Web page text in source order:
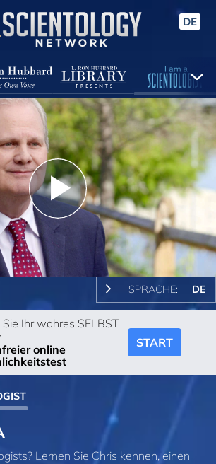
DE
Play
Video
SPRACHE: DE
Ihr wahres SELBST
online
START
Lernen Sie Chris kennen, einen